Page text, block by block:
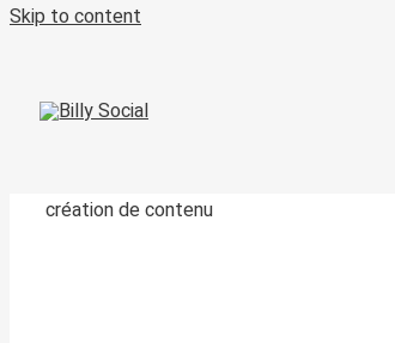
Skip to content
création de contenu